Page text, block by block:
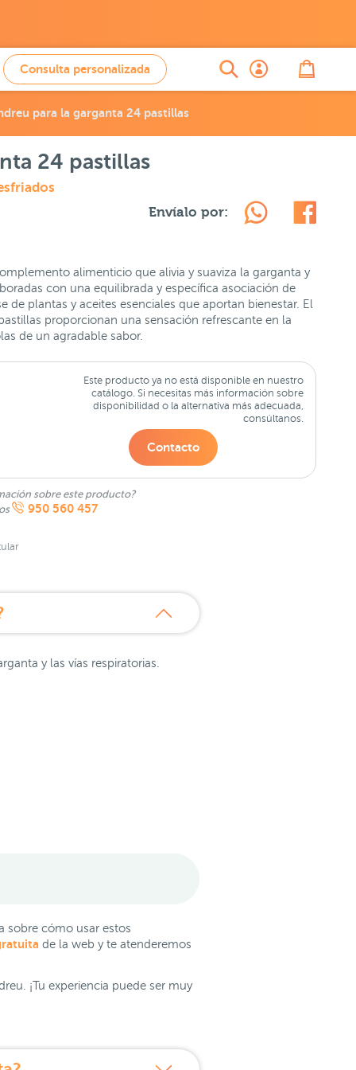
Consulta personalizada
para la garganta 24 pastillas
24 pastillas
Envíalo por:
alimenticio que alivia y suaviza la garganta y
con una equilibrada y específica asociación de
de plantas y aceites esenciales que aportan bienestar. El
proporcionan una sensación refrescante en la
de un agradable sabor.
Este producto ya no está disponible en nuestro
catálogo. Si necesitas más información sobre
disponibilidad o la alternativa más adecuada,
consúltanos.
Contacto
sobre este producto?
950 560 457
y las vías respiratorias.
sobre cómo usar estos
de la web y te atenderemos
¡Tu experiencia puede ser muy